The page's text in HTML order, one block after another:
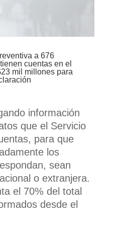
a 676
cuentas en el
mil millones para
información
que el Servicio
para que
los
sean
o extranjera.
el 70% del total
desde el